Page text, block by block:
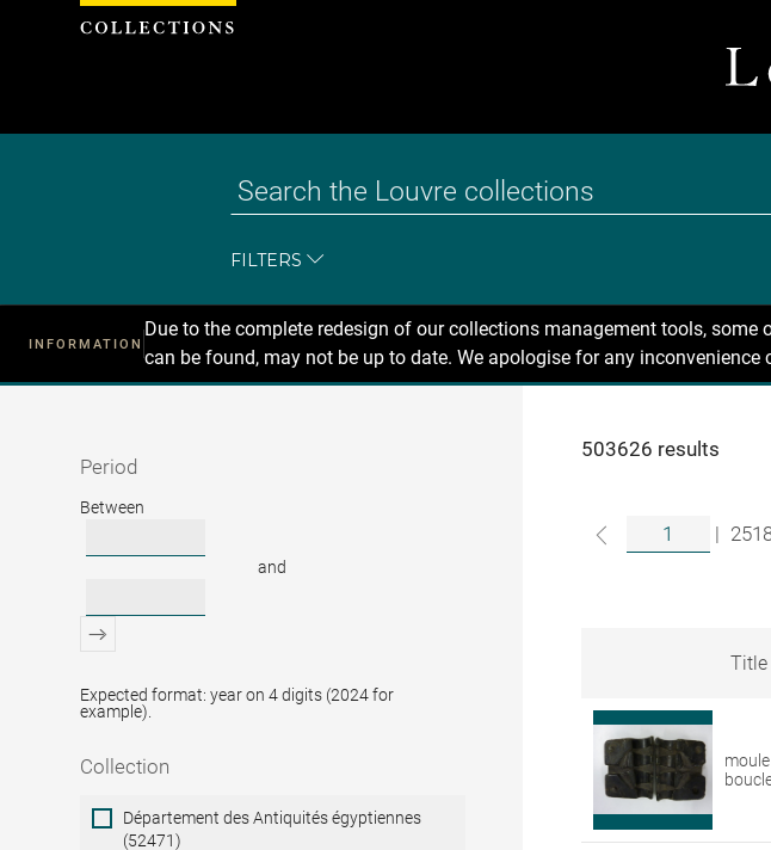
FILTERS
INFORMATION
Due to the complete redesign of our collections management tools,
can be found, may not be up to date. We apologise for any
Recherche
Period
Period
Between
and
Expected format: year on 4 digits (2024 for
example).
Collection
Collection
Département des Antiquités égyptiennes
(52471)
503626 results
|
Search
results
for
artworks
Louvre
Title
Cookies management panel